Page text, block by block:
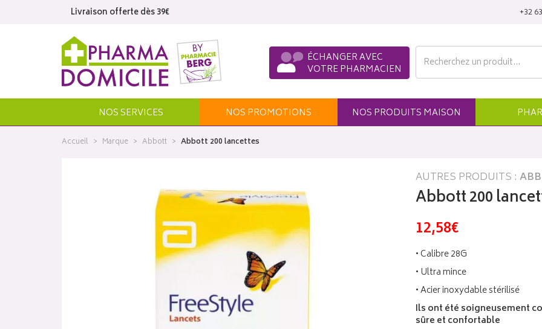
Livraison offerte dès 39€ ‭+32
ÉCHANGER AVEC
VOTRE PHARMACIEN
NOS SERVICES NOS PROMOTIONS NOS PRODUITS MAISON
Accueil Marque Abbott Abbott 200 lancettes
AUTRES PRODUITS :
Abbott 200
12,58€
• Calibre 28G
• Ultra mince
• Acier inoxydable stérilisé
Ils ont été soigneusement
sûre et confortable